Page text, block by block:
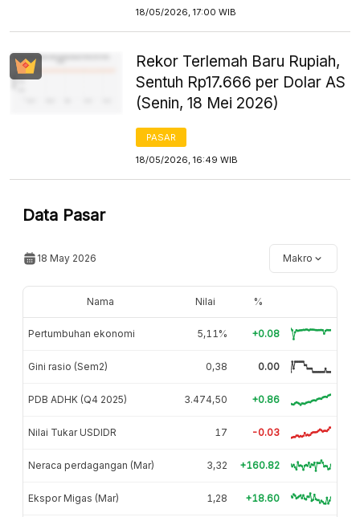
18/05/2026, 17:00 WIB
Rekor Terlemah Baru Rupiah,
Sentuh Rp17.666 per Dolar AS
(Senin, 18 Mei 2026)
PASAR
18/05/2026, 16:49 WIB
Data Pasar
18 May 2026 Makro
Nama Nilai %
Pertumbuhan ekonomi 5,11% +0.08
Gini rasio (Sem2) 0,38 0.00
PDB ADHK (Q4 2025) 3.474,50 +0.86
Nilai Tukar USDIDR 17 -0.03
Neraca perdagangan (Mar) 3,32 +160.82
Ekspor Migas (Mar) 1,28 +18.60